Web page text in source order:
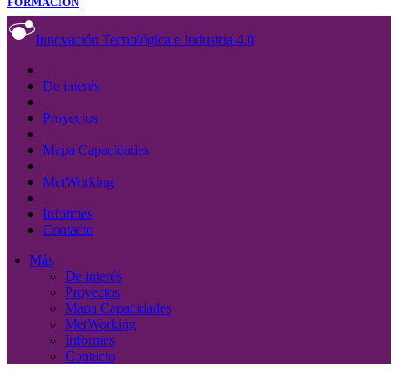
Innovación Tecnológica e Industria 4.0
|
De interés
|
Proyectos
|
Mapa Capacidades
|
MetWorking
|
Informes
Contacto
Más
De interés
Proyectos
Mapa Capacidades
MetWorking
Informes
Contacto